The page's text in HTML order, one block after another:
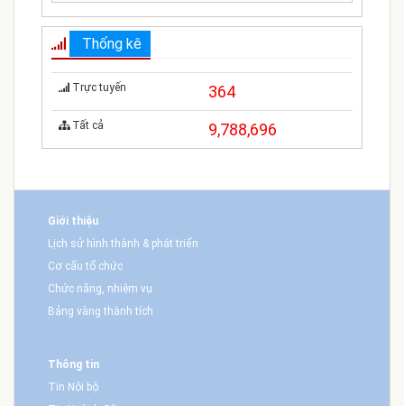
Thống kê
Trực tuyến 364
Tất cả 9,788,696
Giới thiệu
Lịch sử hình thành & phát triển
Cơ cấu tổ chức
Chức năng, nhiệm vụ
Bảng vàng thành tích
Thông tin
Tin Nội bộ